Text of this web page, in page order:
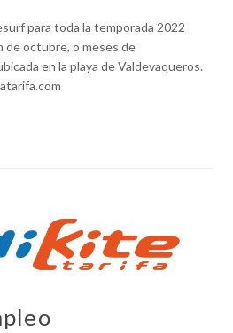
para toda la temporada 2022
de octubre, o meses de
en la playa de Valdevaqueros.